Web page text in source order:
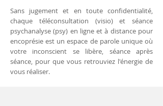
Sans jugement et en toute confidentialité,
chaque téléconsultation (visio) et séance
psychanalyse (psy) en ligne et à distance pour
encoprésie est un espace de parole unique où
votre inconscient se libère, séance après
séance, pour que vous retrouviez l'énergie de
vous réaliser.